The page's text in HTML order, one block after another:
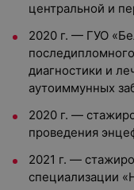
центральной и
2020 г. — ГУО
диагностики и
аутоиммунных
2020 г. —
проведения
2021 г. —
специализации